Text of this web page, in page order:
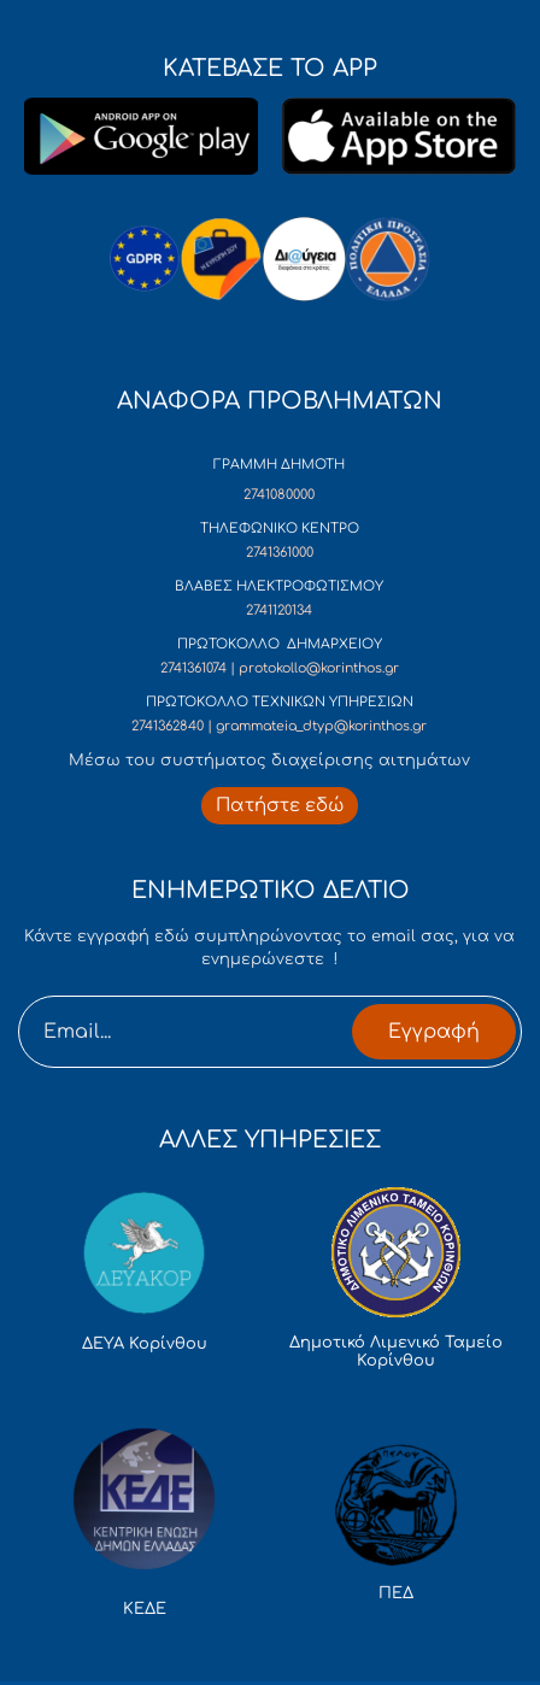
ΚΑΤΕΒΑΣΕ ΤΟ APP
ΑΝΑΦΟΡΑ ΠΡΟΒΛΗΜΑΤΩΝ
ΓΡΑΜΜΗ ΔΗΜΟΤΗ
2741080000
ΤΗΛΕΦΩΝΙΚΟ ΚΕΝΤΡΟ
2741361000
ΒΛΑΒΕΣ ΗΛΕΚΤΡΟΦΩΤΙΣΜΟΥ
2741120134
ΠΡΩΤΟΚΟΛΛΟ ΔΗΜΑΡΧΕΙΟΥ
2741361074 | protokollo@korinthos.gr
ΠΡΩΤΟΚΟΛΛΟ ΤΕΧΝΙΚΩΝ ΥΠΗΡΕΣΙΩΝ
2741362840 | grammateia_dtyp@korinthos.gr
Mέσω του συστήματος διαχείρισης αιτημάτων
Πατήστε εδώ
ΕΝΗΜΕΡΩΤΙΚΟ ΔΕΛΤΙΟ
Κάντε εγγραφή εδώ συμπληρώνοντας το email σας, για να
ενημερώνεστε !
Εγγραφή
ΑΛΛΕΣ ΥΠΗΡΕΣΙΕΣ
ΔΕΥΑ Κορίνθου
Δημοτικό Λιμενικό Ταμείο
Κορίνθου
ΚΕΔΕ
ΠΕΔ